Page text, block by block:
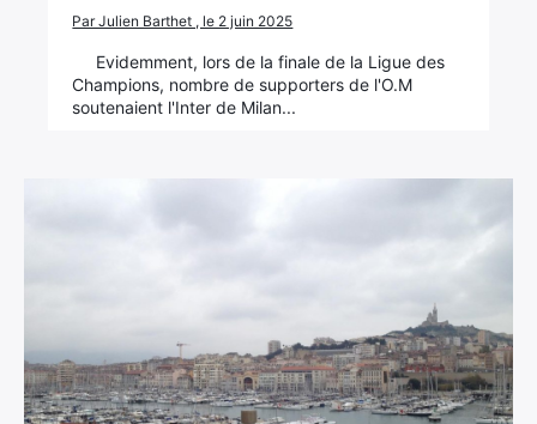
Par Julien Barthet , le 2 juin 2025
Evidemment, lors de la finale de la Ligue des
Champions, nombre de supporters de l'O.M
soutenaient l'Inter de Milan...